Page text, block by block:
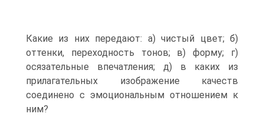
Какие из них передают: а) чистый цвет; б)
оттенки, переходность тонов; в) форму; г)
осязательные впечатления; д) в каких из
прилагательных изображение качеств
соединено с эмоциональным отношением к
ним?